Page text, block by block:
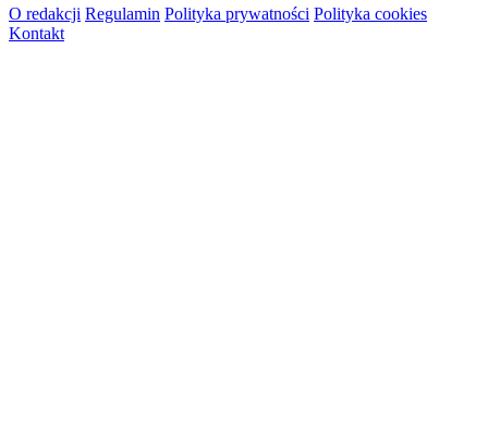
O redakcji Regulamin Polityka prywatności Polityka cookies
Kontakt